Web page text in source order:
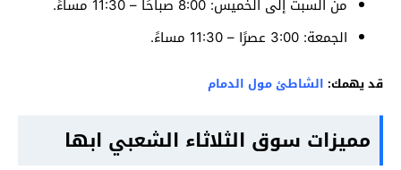
من السبت إلى الخميس: 8:00 صباحًا – 11:30 مساءً.
الجمعة: 3:00 عصرًا – 11:30 مساءً.
قد يهمك: الشاطئ مول الدمام
مميزات سوق الثلاثاء الشعبي ابها